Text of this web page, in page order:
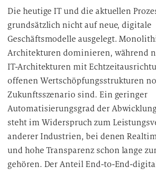
Die heutige IT und die aktuellen
grundsätzlich nicht auf neue, digitale
Geschäftsmodelle ausgelegt.
Architekturen dominieren, während
IT-Architekturen mit
offenen Wertschöpfungsstrukturen
Zukunftsszenario sind. Ein geringer
Automatisierungsgrad der
steht im Widerspruch zum
anderer Industrien, bei denen
und hohe Transparenz schon lange
gehören. Der Anteil End-to-End-